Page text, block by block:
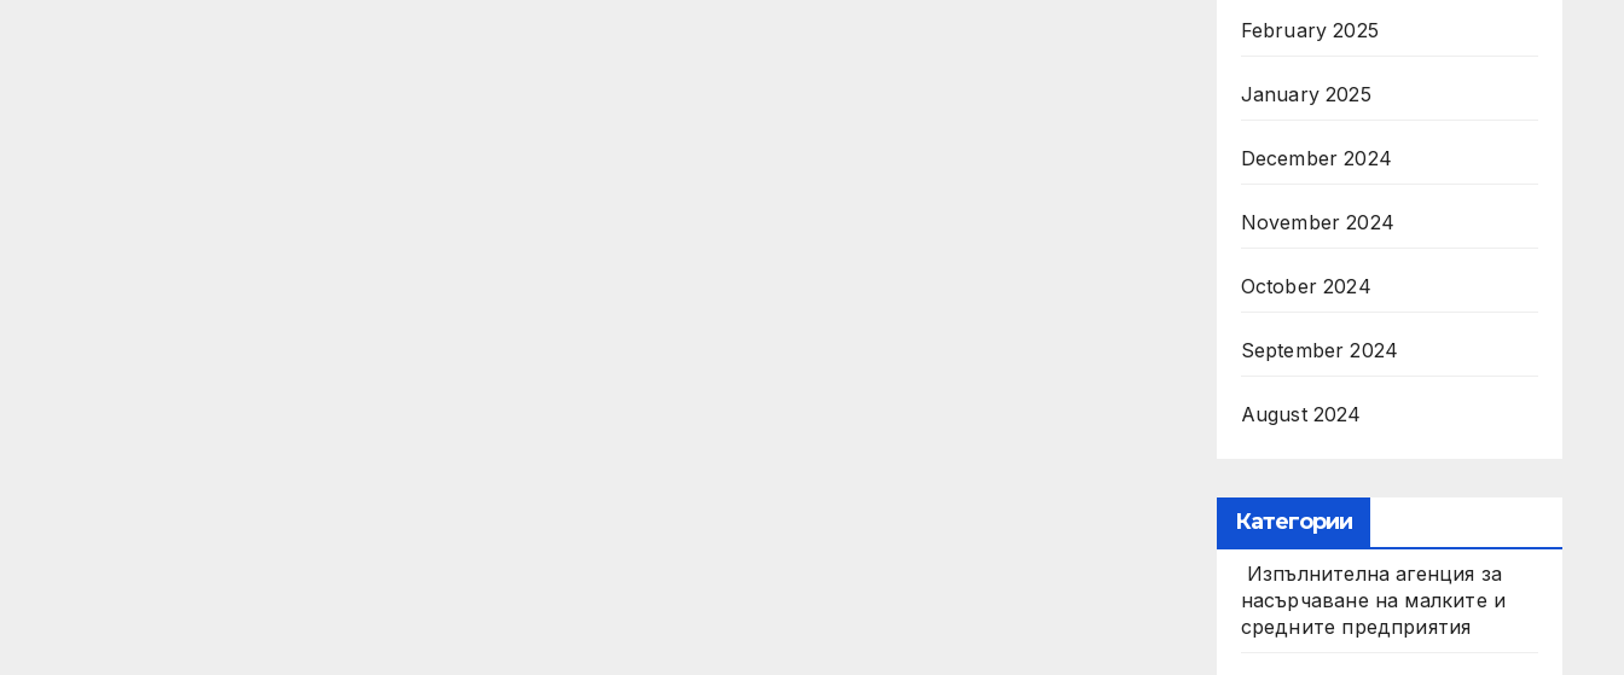
February 2025
January 2025
December 2024
November 2024
October 2024
September 2024
August 2024
Категории
Изпълнителна агенция за
насърчаване на малките и
средните предприятия